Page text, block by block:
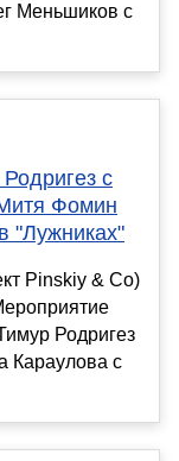
Меньшиков с
с
Фомин
"Лужниках"
Pinskiy & Co)
Родригез
Караулова с